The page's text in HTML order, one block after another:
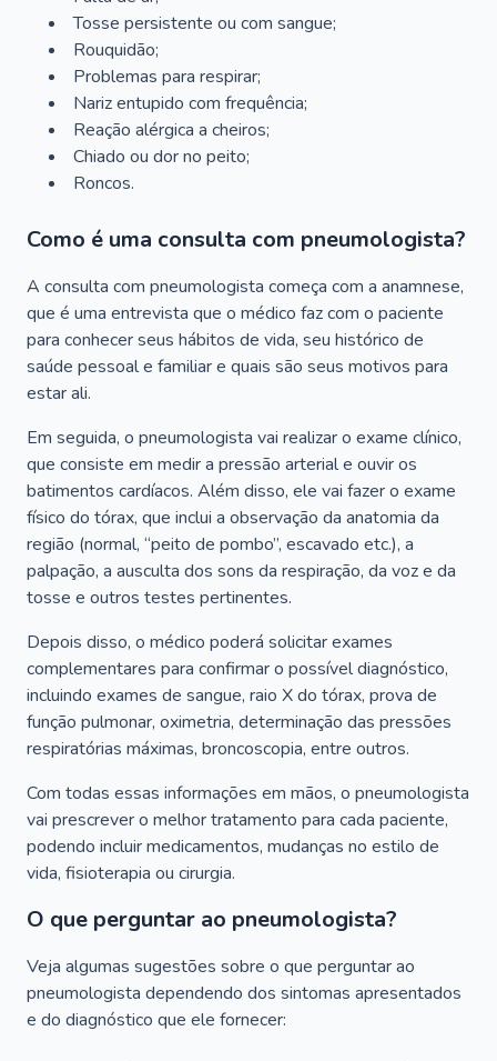
Tosse persistente ou com sangue;
Rouquidão;
Problemas para respirar;
Nariz entupido com frequência;
Reação alérgica a cheiros;
Chiado ou dor no peito;
Roncos.
Como é uma consulta com pneumologista?
A consulta com pneumologista começa com a anamnese,
que é uma entrevista que o médico faz com o paciente
para conhecer seus hábitos de vida, seu histórico de
saúde pessoal e familiar e quais são seus motivos para
estar ali.
Em seguida, o pneumologista vai realizar o exame clínico,
que consiste em medir a pressão arterial e ouvir os
batimentos cardíacos. Além disso, ele vai fazer o exame
físico do tórax, que inclui a observação da anatomia da
região (normal, “peito de pombo”, escavado etc.), a
palpação, a ausculta dos sons da respiração, da voz e da
tosse e outros testes pertinentes.
Depois disso, o médico poderá solicitar exames
complementares para confirmar o possível diagnóstico,
incluindo exames de sangue, raio X do tórax, prova de
função pulmonar, oximetria, determinação das pressões
respiratórias máximas, broncoscopia, entre outros.
Com todas essas informações em mãos, o pneumologista
vai prescrever o melhor tratamento para cada paciente,
podendo incluir medicamentos, mudanças no estilo de
vida, fisioterapia ou cirurgia.
O que perguntar ao pneumologista?
Veja algumas sugestões sobre o que perguntar ao
pneumologista dependendo dos sintomas apresentados
e do diagnóstico que ele fornecer: